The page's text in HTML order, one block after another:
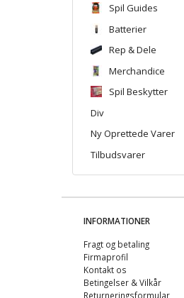
Spil Guides
Batterier
Rep & Dele
Merchandice
Spil Beskytter
Div
Ny Oprettede Varer
Tilbudsvarer
INFORMATIONER
Fragt og betaling
Firmaprofil
Kontakt os
Betingelser & Vilkår
Returneringsformular